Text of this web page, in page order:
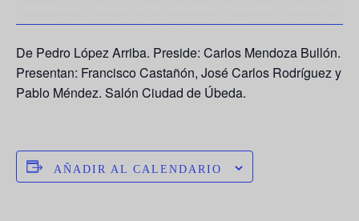
De Pedro López Arriba. Preside: Carlos Mendoza Bullón.
Presentan: Francisco Castañón, José Carlos Rodríguez y
Pablo Méndez. Salón Ciudad de Úbeda.
AÑADIR AL CALENDARIO